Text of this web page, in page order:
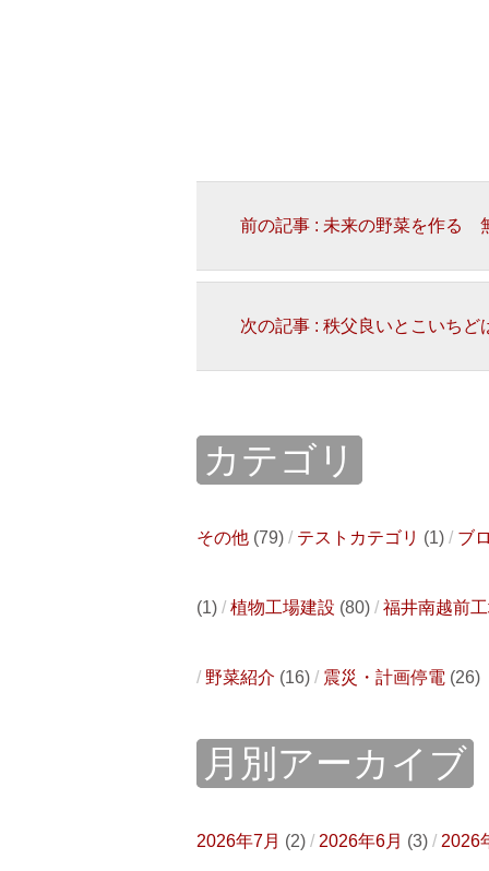
前の記事 : 未来の野菜を作る
次の記事 : 秩父良いとこいち
カテゴリ
その他 (79) テストカテゴリ (1) ブ
(1) 植物工場建設 (80) 福井南越前
野菜紹介 (16) 震災・計画停電 (26)
月別アーカイブ
2026年7月 (2) 2026年6月 (3) 2026